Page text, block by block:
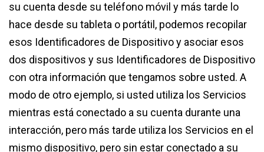
su cuenta desde su teléfono móvil y más tarde lo
hace desde su tableta o portátil, podemos recopilar
esos Identificadores de Dispositivo y asociar esos
dos dispositivos y sus Identificadores de Dispositivo
con otra información que tengamos sobre usted. A
modo de otro ejemplo, si usted utiliza los Servicios
mientras está conectado a su cuenta durante una
interacción, pero más tarde utiliza los Servicios en el
mismo dispositivo, pero sin estar conectado a su